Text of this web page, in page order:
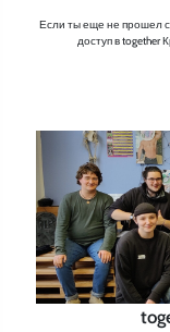
Если ты еще не прошел
доступ в